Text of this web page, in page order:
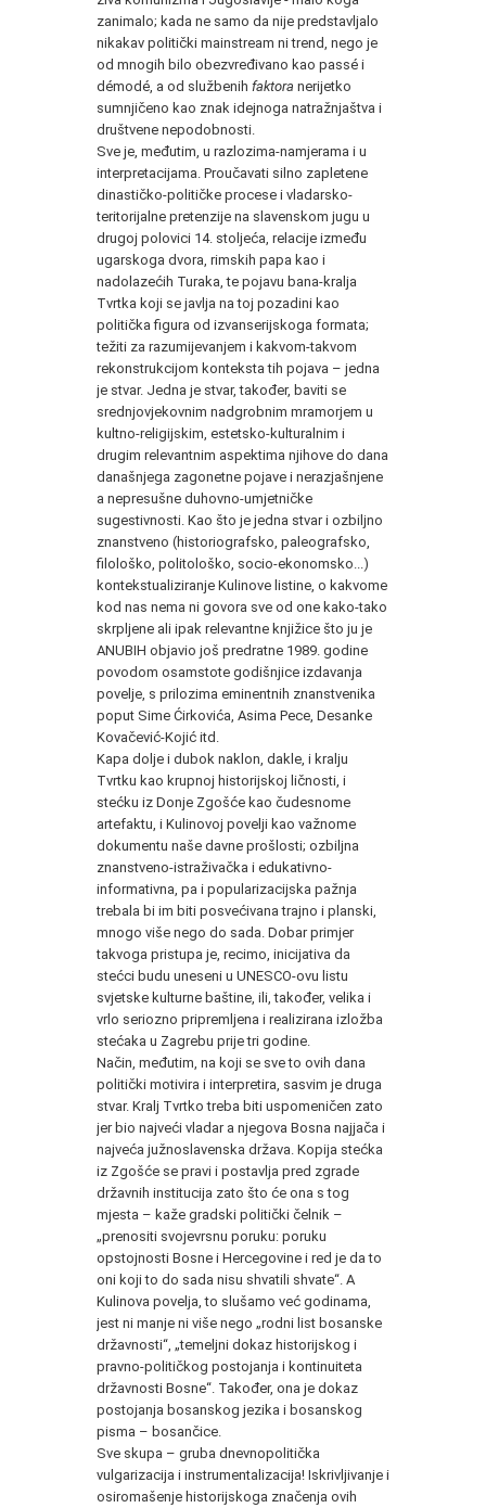
zanimalo; kada ne samo da nije predstavljalo
nikakav politički mainstream ni trend, nego je
od mnogih bilo obezvređivano kao passé i
démodé, a od službenih faktora nerijetko
sumnjičeno kao znak idejnoga natražnjaštva i
društvene nepodobnosti.
Sve je, međutim, u razlozima-namjerama i u
interpretacijama. Proučavati silno zapletene
dinastičko-političke procese i vladarsko-
teritorijalne pretenzije na slavenskom jugu u
drugoj polovici 14. stoljeća, relacije između
ugarskoga dvora, rimskih papa kao i
nadolazećih Turaka, te pojavu bana-kralja
Tvrtka koji se javlja na toj pozadini kao
politička figura od izvanserijskoga formata;
težiti za razumijevanjem i kakvom-takvom
rekonstrukcijom konteksta tih pojava – jedna
je stvar. Jedna je stvar, također, baviti se
srednjovjekovnim nadgrobnim mramorjem u
kultno-religijskim, estetsko-kulturalnim i
drugim relevantnim aspektima njihove do dana
današnjega zagonetne pojave i nerazjašnjene
a nepresušne duhovno-umjetničke
sugestivnosti. Kao što je jedna stvar i ozbiljno
znanstveno (historiografsko, paleografsko,
filološko, politološko, socio-ekonomsko...)
kontekstualiziranje Kulinove listine, o kakvome
kod nas nema ni govora sve od one kako-tako
skrpljene ali ipak relevantne knjižice što ju je
ANUBIH objavio još predratne 1989. godine
povodom osamstote godišnjice izdavanja
povelje, s prilozima eminentnih znanstvenika
poput Sime Ćirkovića, Asima Pece, Desanke
Kovačević-Kojić itd.
Kapa dolje i dubok naklon, dakle, i kralju
Tvrtku kao krupnoj historijskoj ličnosti, i
stećku iz Donje Zgošće kao čudesnome
artefaktu, i Kulinovoj povelji kao važnome
dokumentu naše davne prošlosti; ozbiljna
znanstveno-istraživačka i edukativno-
informativna, pa i popularizacijska pažnja
trebala bi im biti posvećivana trajno i planski,
mnogo više nego do sada. Dobar primjer
takvoga pristupa je, recimo, inicijativa da
stećci budu uneseni u UNESCO-ovu listu
svjetske kulturne baštine, ili, također, velika i
vrlo seriozno pripremljena i realizirana izložba
stećaka u Zagrebu prije tri godine.
Način, međutim, na koji se sve to ovih dana
politički motivira i interpretira, sasvim je druga
stvar. Kralj Tvrtko treba biti uspomeničen zato
jer bio najveći vladar a njegova Bosna najjača i
najveća južnoslavenska država. Kopija stećka
iz Zgošće se pravi i postavlja pred zgrade
državnih institucija zato što će ona s tog
mjesta – kaže gradski politički čelnik –
„prenositi svojevrsnu poruku: poruku
opstojnosti Bosne i Hercegovine i red je da to
oni koji to do sada nisu shvatili shvate“. A
Kulinova povelja, to slušamo već godinama,
jest ni manje ni više nego „rodni list bosanske
državnosti“, „temeljni dokaz historijskog i
pravno-političkog postojanja i kontinuiteta
državnosti Bosne“. Također, ona je dokaz
postojanja bosanskog jezika i bosanskog
pisma – bosančice.
Sve skupa – gruba dnevnopolitička
vulgarizacija i instrumentalizacija! Iskrivljivanje i
osiromašenje historijskoga značenja ovih